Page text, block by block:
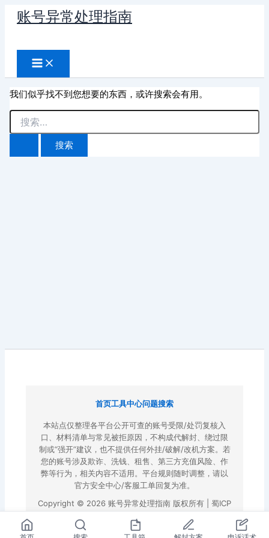
账号异常处理指南
索
我们似乎找不到您想要的东西，或许搜索会有用。
搜
索：
首页工具中心问题搜索
本站点仅整理各平台公开可查的账号受限/处罚复核入
口、材料清单与常见被拒原因，不构成代解封、绕过限
制或“强开”建议，也不提供任何外挂/破解/改机方案。若
您的账号涉及欺诈、洗钱、租售、第三方充值风险、作
弊等行为，相关内容不适用。平台规则随时调整，请以
官方安全中心/客服工单回复为准。
Copyright © 2026 账号异常处理指南 版权所有 | 蜀ICP